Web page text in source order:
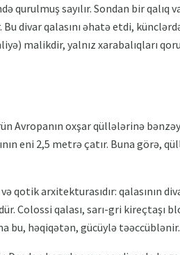
qurulmuş sayılır. Sondan bir qalıq
divar qalasını əhatə etdi,
malikdir, yalnız xarabalıqları
Avropanın oxşar qüllələrinə
eni 2,5 metrə çatır. Buna görə,
arxitekturasıdır: qalasının
Colossi qalası, sarı-gri kireçtaşı
bu, həqiqətən, gücüylə təəccüblənir.